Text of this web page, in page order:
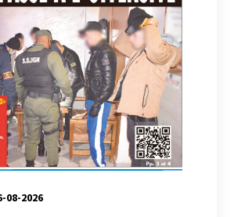
08-2026